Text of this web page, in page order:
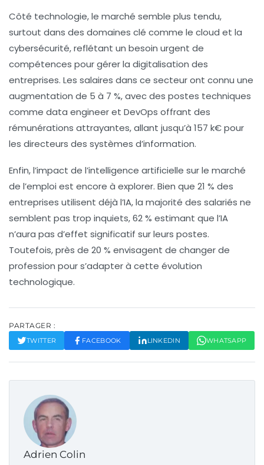
Côté technologie, le marché semble plus tendu,
surtout dans des domaines clé comme le cloud et la
cybersécurité, reflétant un besoin urgent de
compétences pour gérer la digitalisation des
entreprises. Les salaires dans ce secteur ont connu une
augmentation de 5 à 7 %, avec des postes techniques
comme data engineeret DevOps offrant des
rémunérations attrayantes, allant jusqu’à 157 k€ pour
les directeurs des systèmes d’information.
Enfin, l’impact de l’intelligence artificielle sur le marché
de l’emploi est encore à explorer. Bien que 21 % des
entreprises utilisent déjà l’IA, la majorité des salariés ne
semblent pas trop inquiets, 62 % estimant que l’IA
n’aura pas d’effet significatif sur leurs postes.
Toutefois, près de 20 % envisagent de changer de
profession pour s’adapter à cette évolution
technologique.
PARTAGER :
TWITTER FACEBOOK LINKEDIN WHATSAPP
Adrien Colin